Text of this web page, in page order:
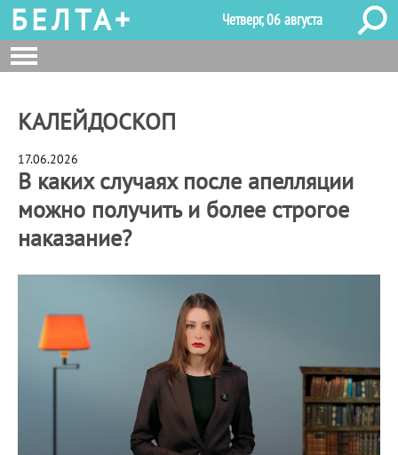
БЕЛТА+ Четверг, 06 августа
КАЛЕЙДОСКОП
17.06.2026
В каких случаях после апелляции
можно получить и более строгое
наказание?